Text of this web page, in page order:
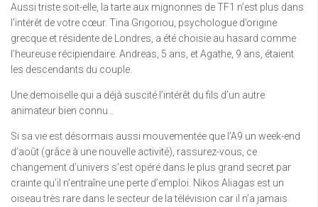
Aussi triste soit-elle, la tarte aux mignonnes de TF1 n’est plus dans
l’intérêt de votre cœur. Tina Grigoriou, psychologue d’origine
grecque et résidente de Londres, a été choisie au hasard comme
l’heureuse récipiendaire. Andreas, 5 ans, et Agathe, 9 ans, étaient
les descendants du couple.
Une demoiselle qui a déjà suscité l’intérêt du fils d’un autre
animateur bien connu…
Si sa vie est désormais aussi mouvementée que l’A9 un week-end
d’août (grâce à une nouvelle activité), rassurez-vous, ce
changement d’univers s’est opéré dans le plus grand secret par
crainte qu’il n’entraîne une perte d’emploi. Nikos Aliagas est un
oiseau très rare dans le secteur de la télévision car il n’a jamais